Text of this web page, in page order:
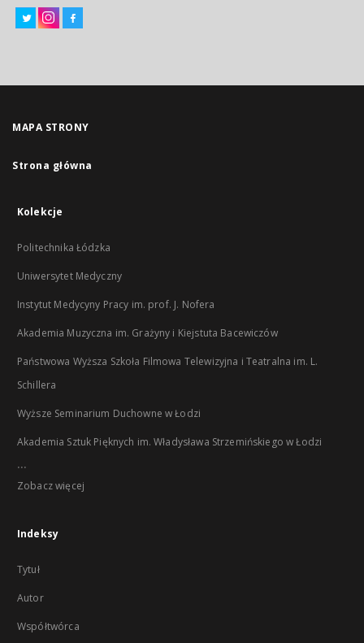
MAPA STRONY
Strona główna
Kolekcje
Politechnika Łódzka
Uniwersytet Medyczny
Instytut Medycyny Pracy im. prof. J. Nofera
Akademia Muzyczna im. Grażyny i Kiejstuta Bacewiczów
Państwowa Wyższa Szkoła Filmowa Telewizyjna i Teatralna im. L.
Schillera
Wyższe Seminarium Duchowne w Łodzi
Akademia Sztuk Pięknych im. Władysława Strzemińskiego w Łodzi
...
Zobacz więcej
Indeksy
Tytuł
Autor
Współtwórca